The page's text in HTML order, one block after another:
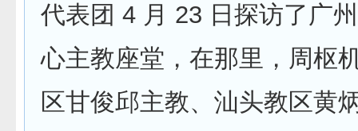
代表团 4 月 23 日探访了广
心主教座堂，在那里，周枢
区甘俊邱主教、汕头教区黄